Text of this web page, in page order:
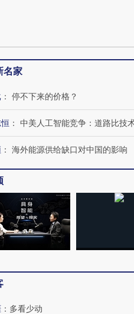
国走私7万
体内含3种
视线｜被称为“蟑螂”的印
度Z世代 用街头抗争将教
育部长拱下台
第四届链博
技“链”接产
【特别呈现】寻找100种
有意思的生活方式·第三对
名家
： 停不下来的价格？
： 中美人工智能竞争：道路比技
： 海外能源供给缺口对中国的影响
： 多看少动